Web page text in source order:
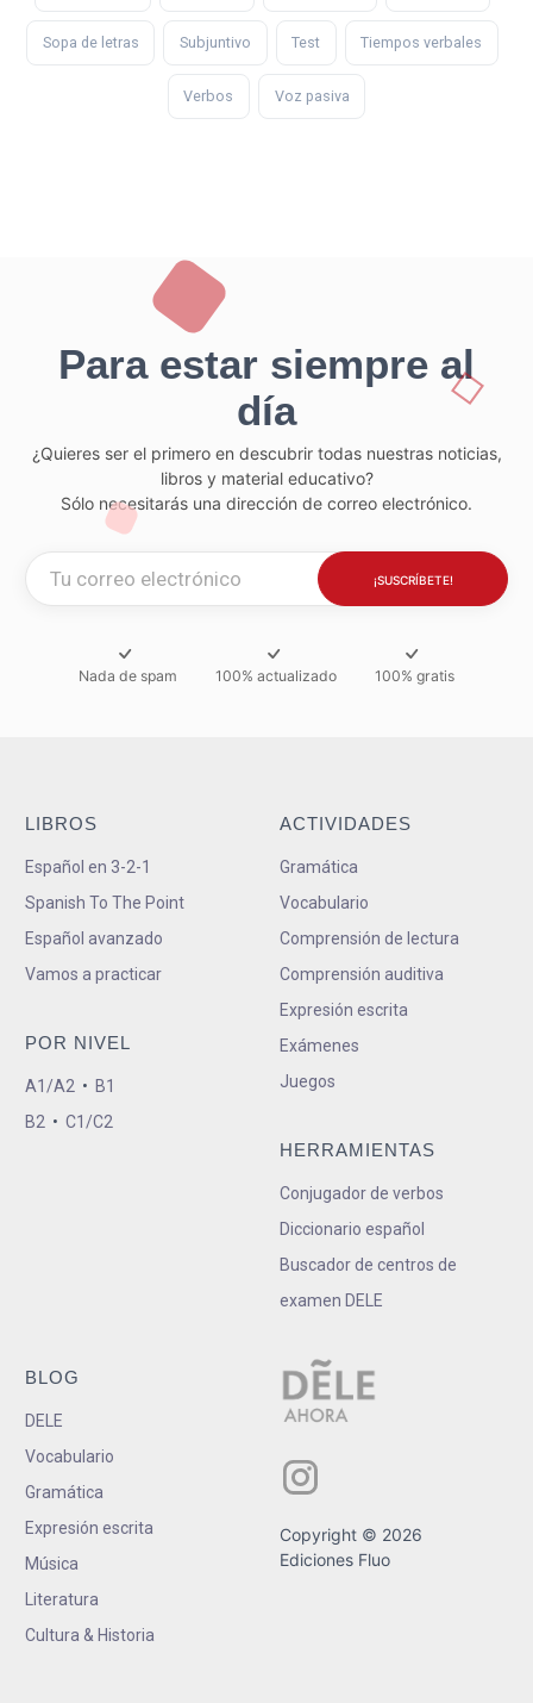
Sopa de letras Subjuntivo Test Tiempos verbales
Verbos Voz pasiva
Para estar siempre al
día
¿Quieres ser el primero en descubrir todas nuestras noticias,
libros y material educativo?
Sólo necesitarás una dirección de correo electrónico.
Nada de spam 100% actualizado 100% gratis
LIBROS
Español en 3-2-1
Spanish To The Point
Español avanzado
Vamos a practicar
POR NIVEL
A1/A2 • B1
B2 • C1/C2
ACTIVIDADES
Gramática
Vocabulario
Comprensión de lectura
Comprensión auditiva
Expresión escrita
Exámenes
Juegos
HERRAMIENTAS
Conjugador de verbos
Diccionario español
Buscador de centros de
examen DELE
BLOG
DELE
Vocabulario
Gramática
Expresión escrita
Música
Literatura
Cultura & Historia
Copyright © 2026
Ediciones Fluo